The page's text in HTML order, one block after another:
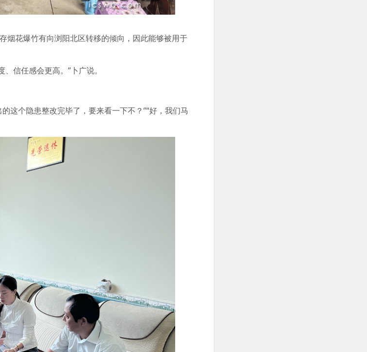
烟花爆竹有向浏阳北区转移的倾向，因此能够被用于
信任感会更高。”卜广说。
这个隐患整改完毕了，要来看一下不？”“好，我们马